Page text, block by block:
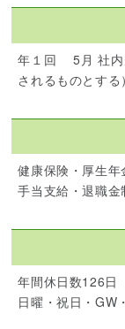
年１回 5月 社内
されるものとする）
健康保険・厚生
手当支給・退職
年間休日数126日
日曜・祝日・GW